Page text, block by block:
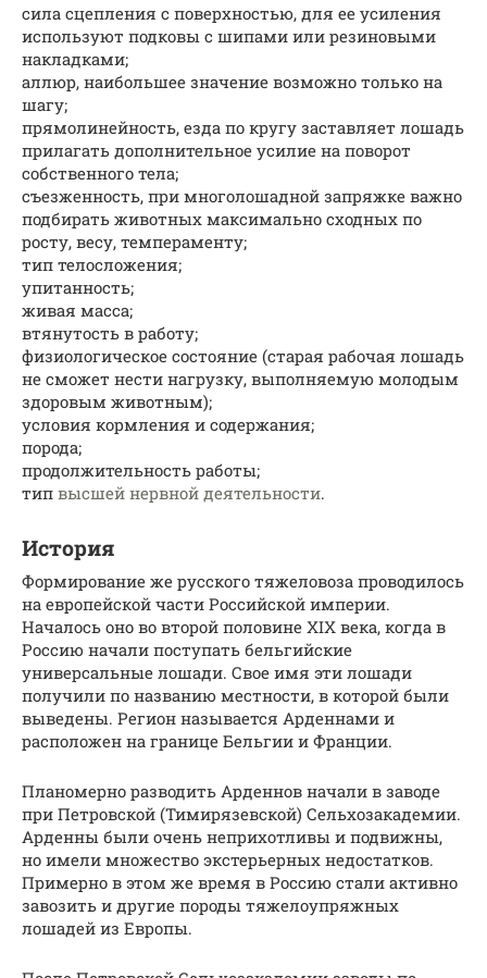
сила сцепления с поверхностью, для ее усиления
используют подковы с шипами или резиновыми
накладками;
аллюр, наибольшее значение возможно только на
шагу;
прямолинейность, езда по кругу заставляет лошадь
прилагать дополнительное усилие на поворот
собственного тела;
съезженность, при многолошадной запряжке важно
подбирать животных максимально сходных по
росту, весу, темпераменту;
тип телосложения;
упитанность;
живая масса;
втянутость в работу;
физиологическое состояние (старая рабочая лошадь
не сможет нести нагрузку, выполняемую молодым
здоровым животным);
условия кормления и содержания;
порода;
продолжительность работы;
тип высшей нервной деятельности.
История
Формирование же русского тяжеловоза проводилось
на европейской части Российской империи.
Началось оно во второй половине XIX века, когда в
Россию начали поступать бельгийские
универсальные лошади. Свое имя эти лошади
получили по названию местности, в которой были
выведены. Регион называется Арденнами и
расположен на границе Бельгии и Франции.
Планомерно разводить Арденнов начали в заводе
при Петровской (Тимирязевской) Сельхозакадемии.
Арденны были очень неприхотливы и подвижны,
но имели множество экстерьерных недостатков.
Примерно в этом же время в Россию стали активно
завозить и другие породы тяжелоупряжных
лошадей из Европы.